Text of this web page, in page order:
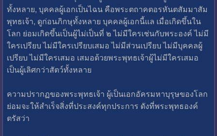
ทั้งหลาย, บุคคลผู้เอกเป็นไฉน คือพระตถาคตอรหันตสัมมาสัม
พุทธเจ้า, ดูก่อนภิกษุทั้งหลาย บุคคลผู้เอกนี้แล เมื่อเกิดขึ้นใน
โลก ย่อมเกิดขึ้นเป็นผู้ไม่เป็นที่ ๒ ไม่มีใครเช่นกับพระองค์ ไม่มี
ใครเปรียบ ไม่มีใครเปรียบเสมอ ไม่มีส่วนเปรียบ ไม่มีบุคคลผู้
เปรียบ ไม่มีใครเสมอ เสมอด้วยพระพุทธเจ้าผู้ไม่มีใครเสมอ
เป็นผู้เลิศกว่าสัตว์ทั้งหลาย
ความปรากฏของพระพุทธเจ้า ผู้เป็นเอกอัครมหาบุรุษของโลก
ย่อมจะให้สำเร็จสิ่งที่ประสงค์ทุกประการ ดังที่พระพุทธองค์
ตรัสว่า